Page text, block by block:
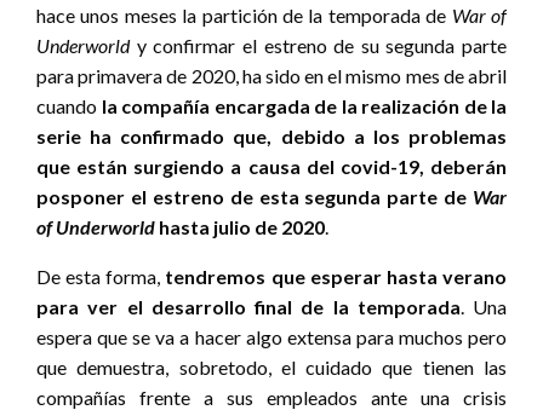
hace unos meses la partición de la temporada de War of
Underworldy confirmar el estreno de su segunda parte
para primavera de 2020, ha sido en el mismo mes de abril
cuando la compañía encargada de la realización de la
serie ha confirmado que, debido a los problemas
que están surgiendo a causa del covid-19, deberán
posponer el estreno de esta segunda parte de War
of Underworld hasta julio de 2020.
De esta forma, tendremos que esperar hasta verano
para ver el desarrollo final de la temporada. Una
espera que se va a hacer algo extensa para muchos pero
que demuestra, sobretodo, el cuidado que tienen las
compañías frente a sus empleados ante una crisis